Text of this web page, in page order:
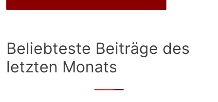
Beliebteste Beiträge des
letzten Monats